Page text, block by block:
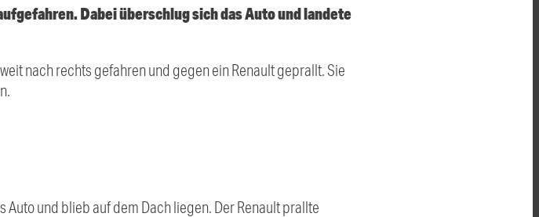
Dabei überschlug sich das Auto und landete
nach rechts gefahren und gegen ein Renault geprallt. Sie
und blieb auf dem Dach liegen. Der Renault prallte